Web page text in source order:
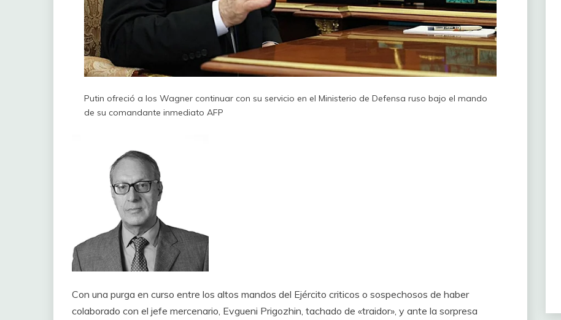
Putin ofreció a los Wagner continuar con su servicio en el Ministerio de Defensa ruso bajo el mando
de su comandante inmediato AFP
Con una purga en curso entre los altos mandos del Ejército criticos o sospechosos de haber
colaborado con el jefe mercenario, Evgueni Prigozhin, tachado de «traidor», y ante la sorpresa